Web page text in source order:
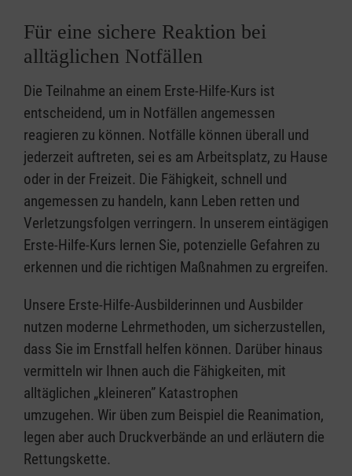
Für eine sichere Reaktion bei
alltäglichen Notfällen
Die Teilnahme an einem Erste-Hilfe-Kurs ist
entscheidend, um in Notfällen angemessen
reagieren zu können. Notfälle können überall und
jederzeit auftreten, sei es am Arbeitsplatz, zu Hause
oder in der Freizeit. Die Fähigkeit, schnell und
angemessen zu handeln, kann Leben retten und
Verletzungsfolgen verringern. In unserem eintägigen
Erste-Hilfe-Kurs lernen Sie, potenzielle Gefahren zu
erkennen und die richtigen Maßnahmen zu ergreifen.
Unsere Erste-Hilfe-Ausbilderinnen und Ausbilder
nutzen moderne Lehrmethoden, um sicherzustellen,
dass Sie im Ernstfall helfen können. Darüber hinaus
vermitteln wir Ihnen auch die Fähigkeiten, mit
alltäglichen „kleineren” Katastrophen
umzugehen. Wir üben zum Beispiel die Reanimation,
legen aber auch Druckverbände an und erläutern die
Rettungskette.